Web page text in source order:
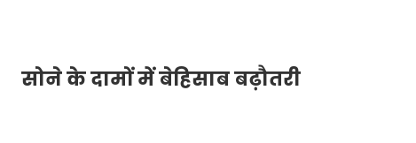
सोने के दामों में बेहिसाब बढ़ौतरी